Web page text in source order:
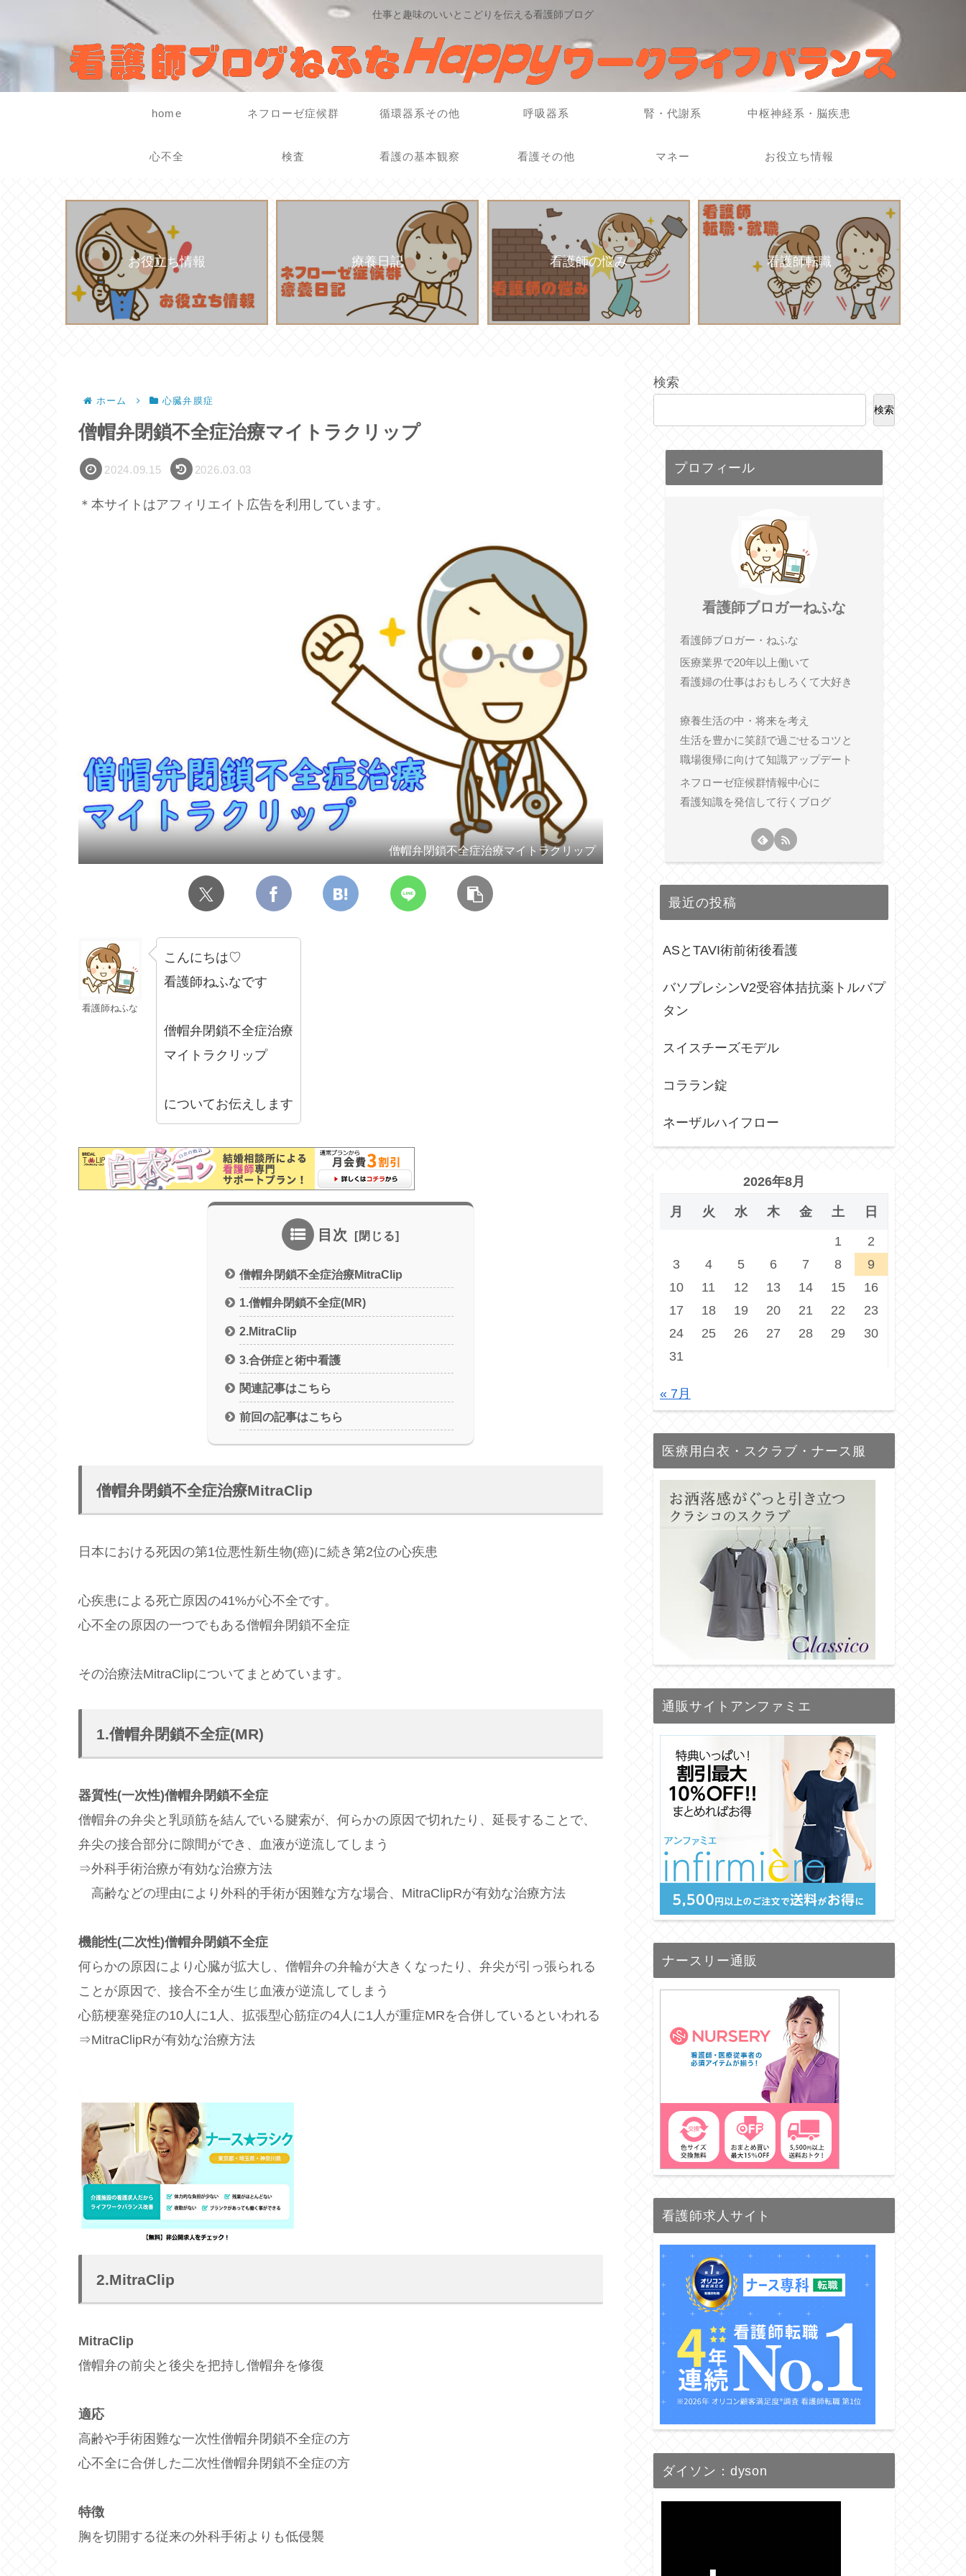
仕事と趣味のいいとこどりを伝える看護師ブログ
home ネフローゼ症候群 循環器系その他 呼吸器系 腎・代謝系 中枢神経系・脳疾患
心不全 検査 看護の基本観察 看護その他 マネー お役立ち情報
お役立ち情報 療養日記 看護師の悩み 看護師転職
ホーム 心臓弁膜症
僧帽弁閉鎖不全症治療マイトラクリップ
2024.09.15 2026.03.03
＊本サイトはアフィリエイト広告を利用しています。
僧帽弁閉鎖不全症治療マイトラクリップ
看護師ねふな
こんにちは♡
看護師ねふなです
僧帽弁閉鎖不全症治療
マイトラクリップ
についてお伝えします
目次
僧帽弁閉鎖不全症治療MitraClip
1.僧帽弁閉鎖不全症(MR)
2.MitraClip
3.合併症と術中看護
関連記事はこちら
前回の記事はこちら
僧帽弁閉鎖不全症治療MitraClip
日本における死因の第1位悪性新生物(癌)に続き第2位の心疾患
心疾患による死亡原因の41%が心不全です。
心不全の原因の一つでもある僧帽弁閉鎖不全症
その治療法MitraClipについてまとめています。
1.僧帽弁閉鎖不全症(MR)
器質性(一次性)僧帽弁閉鎖不全症
僧帽弁の弁尖と乳頭筋を結んでいる腱索が、何らかの原因で切れたり、延長することで、
弁尖の接合部分に隙間ができ、血液が逆流してしまう
⇒外科手術治療が有効な治療方法
高齢などの理由により外科的手術が困難な方な場合、MitraClipRが有効な治療方法
機能性(二次性)僧帽弁閉鎖不全症
何らかの原因により心臓が拡大し、僧帽弁の弁輪が大きくなったり、弁尖が引っ張られる
ことが原因で、接合不全が生じ血液が逆流してしまう
心筋梗塞発症の10人に1人、拡張型心筋症の4人に1人が重症MRを合併しているといわれる
⇒MitraClipRが有効な治療方法
2.MitraClip
MitraClip
僧帽弁の前尖と後尖を把持し僧帽弁を修復
適応
高齢や手術困難な一次性僧帽弁閉鎖不全症の方
心不全に合併した二次性僧帽弁閉鎖不全症の方
特徴
胸を切開する従来の外科手術よりも低侵襲
検索
検索
プロフィール
看護師ブロガーねふな
看護師ブロガー・ねふな
医療業界で20年以上働いて
看護婦の仕事はおもしろくて大好き
療養生活の中・将来を考え
生活を豊かに笑顔で過ごせるコツと
職場復帰に向けて知識アップデート
ネフローゼ症候群情報中心に
看護知識を発信して行くブログ
最近の投稿
ASとTAVI術前術後看護
バソプレシンV2受容体拮抗薬トルバプ
タン
スイスチーズモデル
コララン錠
ネーザルハイフロー
2026年8月
月 火 水 木 金 土 日
1
2
3
4 5 6 7 8
9
10
11 12 13 14 15
16
17
18 19 20 21 22
23
24
25 26 27 28 29
30
31
« 7月
医療用白衣・スクラブ・ナース服
通販サイトアンファミエ
ナースリー通販
看護師求人サイト
ダイソン：dyson